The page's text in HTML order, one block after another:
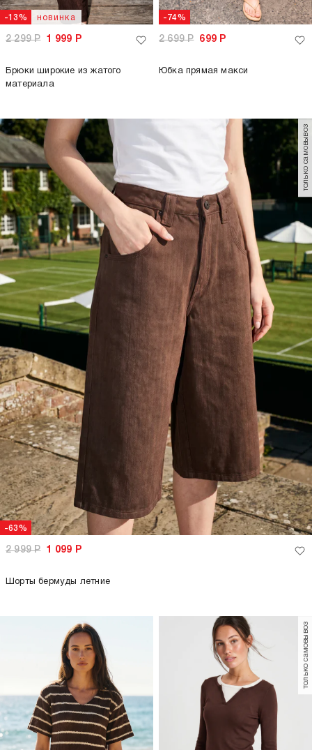
-13% новинка
2 299Р 1 999 Р
Брюки широкие из жатого
материала
-74%
2 699Р 699 Р
Юбка прямая макси
-63%
только самовывоз
2 999Р 1 099 Р
Шорты бермуды летние
только самовывоз